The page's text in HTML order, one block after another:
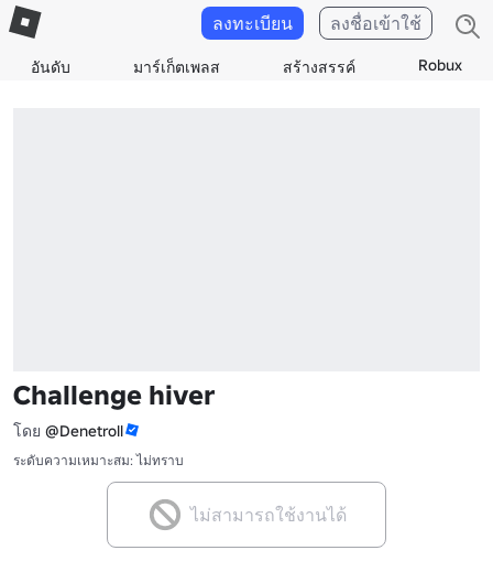
อันดับ มาร์เก็ตเพลส สร้างสรรค์ Robux
ลงทะเบียน ลงชื่อเข้าใช้
Challenge hiver
โดย @Denetroll
ระดับความเหมาะสม: ไม่ทราบ
ไม่สามารถใช้งานได้